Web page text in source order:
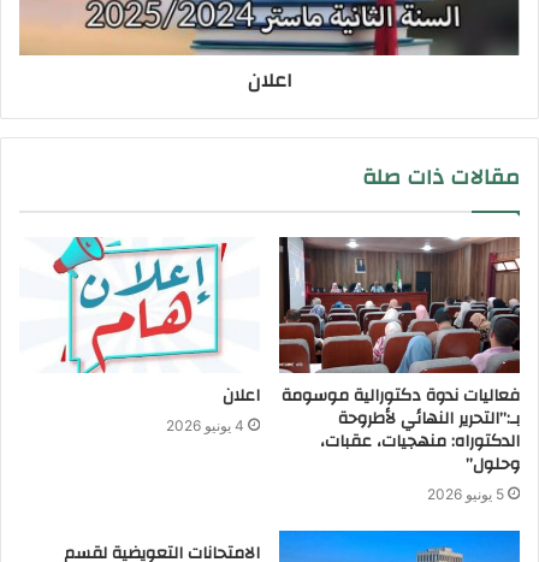
اعلان
مقالات ذات صلة
فعاليات ندوة دكتورالية موسومة
بـ:”التحرير النهائي لأطروحة
الدكتوراه: منهجيات، عقبات،
وحلول”
5 يونيو 2026
اعلان
4 يونيو 2026
الامتحانات التعويضية لقسم